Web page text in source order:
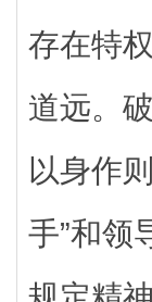
存在特
道远。
以身作
手”和领